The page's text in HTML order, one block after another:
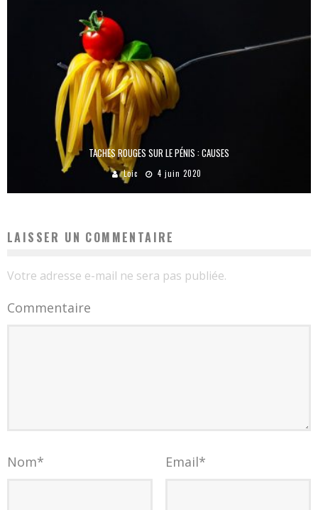
TACHES ROUGES SUR LE PÉNIS : CAUSES
Loic 4 juin 2020
LAISSER UN COMMENTAIRE
Votre adresse e-mail ne sera pas publiée.
Commentaire
Nom* Email*